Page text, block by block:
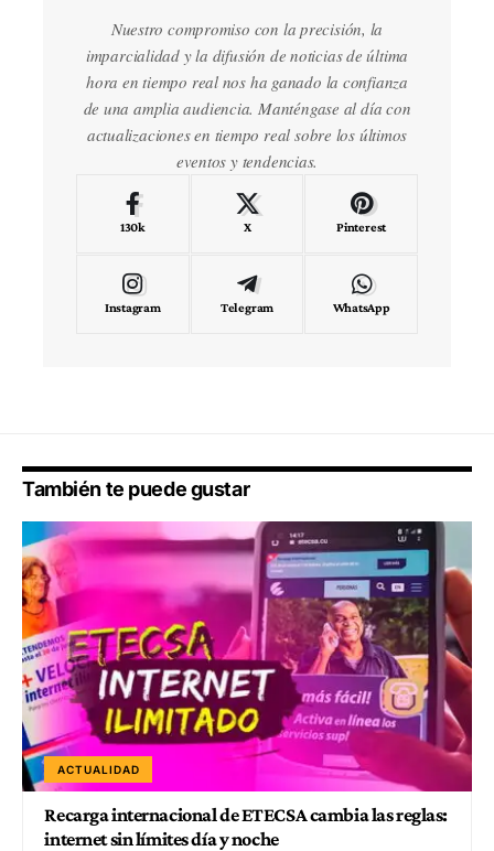
Nuestro compromiso con la precisión, la
imparcialidad y la difusión de noticias de última
hora en tiempo real nos ha ganado la confianza
de una amplia audiencia. Manténgase al día con
actualizaciones en tiempo real sobre los últimos
eventos y tendencias.
130k X Pinterest
Instagram Telegram WhatsApp
También te puede gustar
ACTUALIDAD
Recarga internacional de ETECSA cambia las reglas:
internet sin límites día y noche